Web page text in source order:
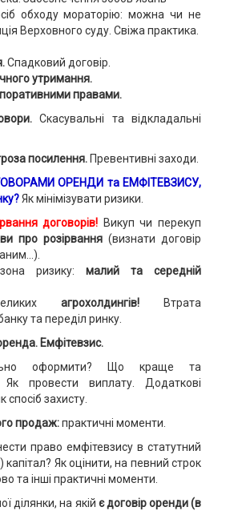
обходу мораторію: можна чи не
Верховного суду. Свіжа практика.
Спадковий договір.
утримання.
правами.
Скасувальні та відкладальні
посилення. Превентивні заходи.
ОРЕНДИ та ЕМФІТЕВЗИСУ,
Як мінімізувати ризики.
договорів! Викуп чи перекуп
про розірвання(визнати договір
зона ризику:малий та середній
агрохолдингів! Втрата
та переділ ринку.
Емфітевзис.
оформити? Що краще та
Як провести виплату. Додаткові
спосіб захисту.
продаж:практичні моменти.
право емфітевзису в статутний
Як оцінити, на певний строк
та інші практичні моменти.
ділянки, на якій є договір оренди (в